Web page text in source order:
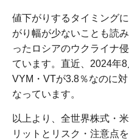
値下がりするタイミング
がり幅が少ないことも読
ったロシアのウクライナ
ています。直近、2024年
VYM・VTが3.8％なのに
なっています。
以上より、全世界株式・
リットとリスク・注意点